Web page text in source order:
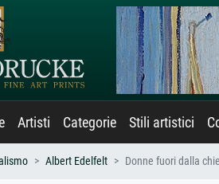
Artisti Categorie Stili artistici
Albert Edelfelt Donne fuori dalla